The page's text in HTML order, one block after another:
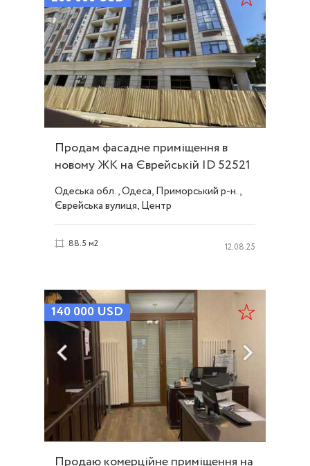
Продам фасадне приміщення в
новому ЖК на Єврейській ID 52521
Одеська обл., Одеса, Приморський р-н.,
Єврейська вулиця, Центр
88.5 м2 12.08.25
140 000 USD
Продаю комерційне приміщення на